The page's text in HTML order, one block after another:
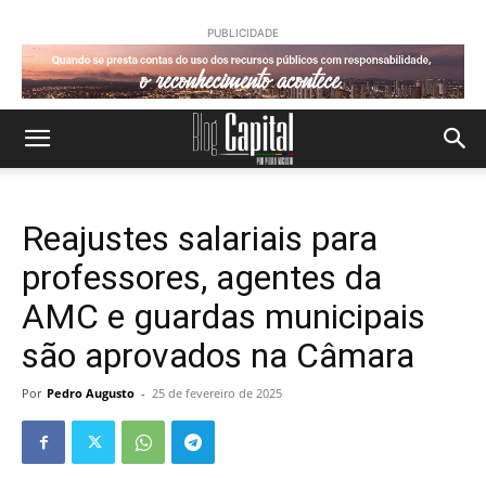
PUBLICIDADE
Reajustes salariais para
professores, agentes da
AMC e guardas municipais
são aprovados na Câmara
Por Pedro Augusto - 25 de fevereiro de 2025